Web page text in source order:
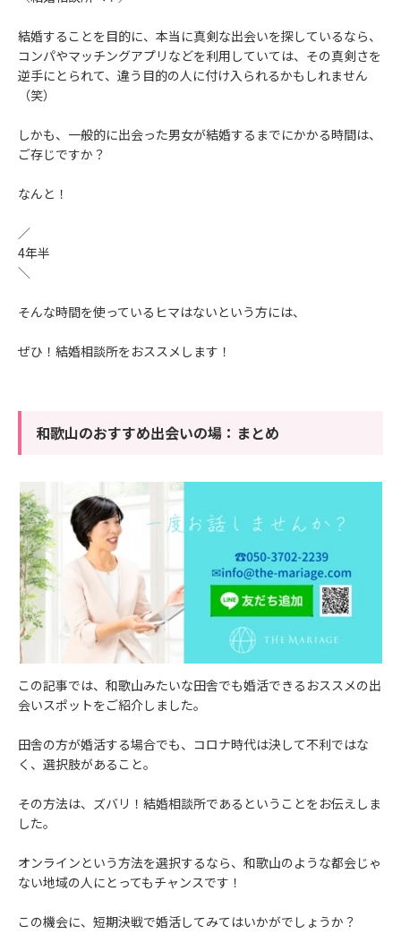
結婚することを目的に、本当に真剣な出会いを探しているなら、
コンパやマッチングアプリなどを利用していては、その真剣さを
逆手にとられて、違う目的の人に付け入られるかもしれません
（笑）
しかも、一般的に出会った男女が結婚するまでにかかる時間は、
ご存じですか？
なんと！
／
4年半
＼
そんな時間を使っているヒマはないという方には、
ぜひ！結婚相談所をおススメします！
和歌山のおすすめ出会いの場：まとめ
この記事では、和歌山みたいな田舎でも婚活できるおススメの出
会いスポットをご紹介しました。
田舎の方が婚活する場合でも、コロナ時代は決して不利ではな
く、選択肢があること。
その方法は、ズバリ！結婚相談所であるということをお伝えしま
した。
オンラインという方法を選択するなら、和歌山のような都会じゃ
ない地域の人にとってもチャンスです！
この機会に、短期決戦で婚活してみてはいかがでしょうか？